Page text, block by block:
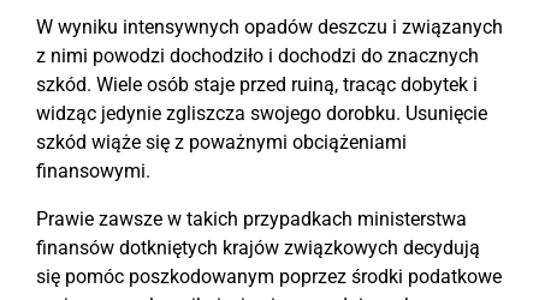
W wyniku intensywnych opadów deszczu i związanych
z nimi powodzi dochodziło i dochodzi do znacznych
szkód. Wiele osób staje przed ruiną, tracąc dobytek i
widząc jedynie zgliszcza swojego dorobku. Usunięcie
szkód wiąże się z poważnymi obciążeniami
finansowymi.
Prawie zawsze w takich przypadkach ministerstwa
finansów dotkniętych krajów związkowych decydują
się pomóc poszkodowanym poprzez środki podatkowe